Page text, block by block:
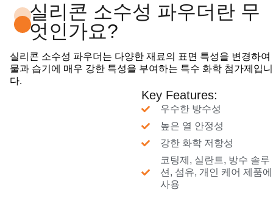
실리콘 소수성 파우더란 무
엇인가요?
실리콘 소수성 파우더는 다양한 재료의 표면 특성을 변경하여
물과 습기에 매우 강한 특성을 부여하는 특수 화학 첨가제입니
다.
Key Features:
우수한 방수성
높은 열 안정성
강한 화학 저항성
코팅제, 실란트, 방수 솔루
션, 섬유, 개인 케어 제품에
사용